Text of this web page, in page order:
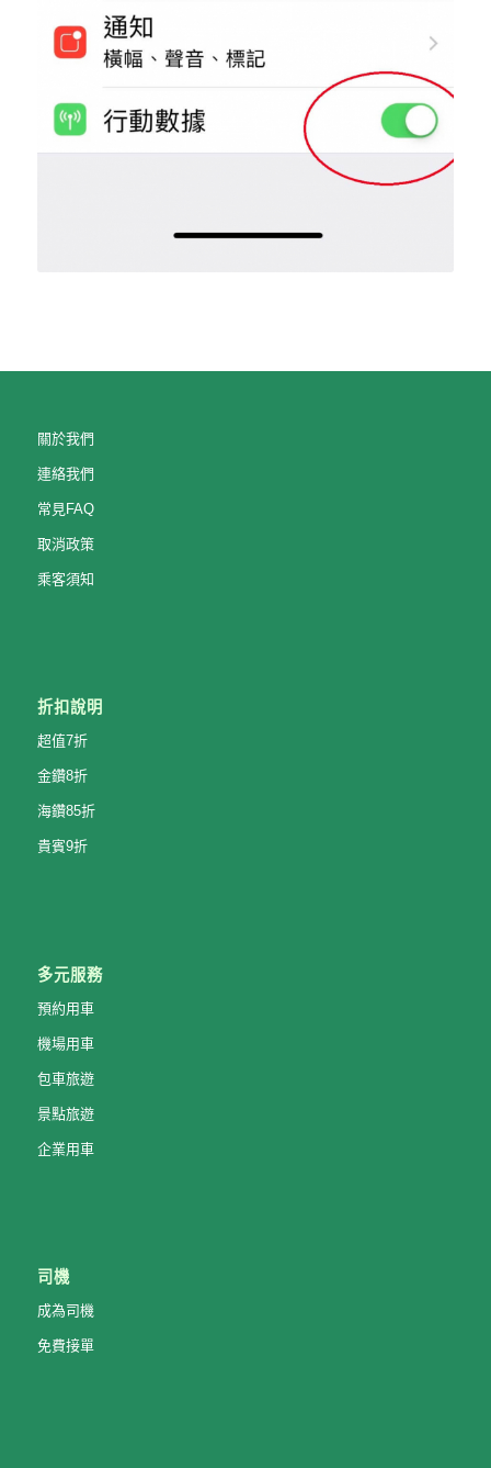
關於我們
連絡我們
常見FAQ
取消政策
乘客須知
折扣說明
超值7折
金鑽8折
海鑽85折
貴賓9折
多元服務
預約用車
機場用車
包車旅遊
景點旅遊
企業用車
司機
成為司機
免費接單